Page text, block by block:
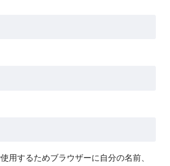
用するためブラウザーに自分の名前、